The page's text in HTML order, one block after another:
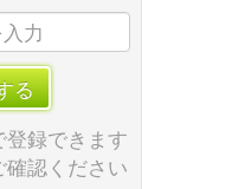
る
録できます
確認ください